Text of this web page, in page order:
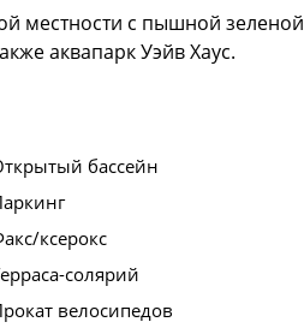
местности с пышной зеленой
аквапарк Уэйв Хаус.
бассейн
ксерокс
солярий
велосипедов